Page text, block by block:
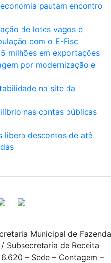
pautam encontro
de lotes vagos e
com o E-Fisc
milhões em exportações
por modernização e
no site da
nas contas públicas
libera descontos de até
Municipal de Fazenda
Subsecretaria de Receita
– Sede – Contagem –